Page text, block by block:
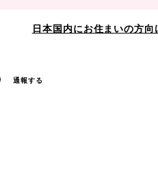
日本国内にお住まいの方向
通報する